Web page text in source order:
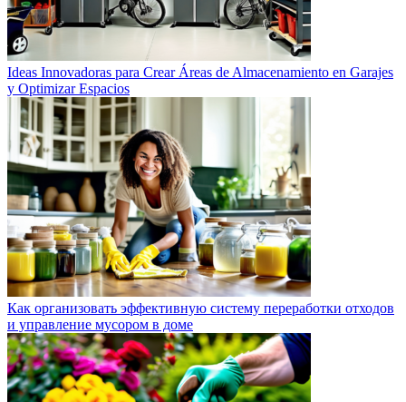
Ideas Innovadoras para Crear Áreas de Almacenamiento en Garajes
y Optimizar Espacios
Как организовать эффективную систему переработки отходов
и управление мусором в доме